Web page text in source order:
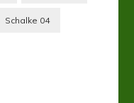
Schalke 04